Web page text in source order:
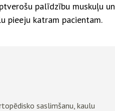
palīdzību muskuļu un
pieeju katram pacientam.
saslimšanu, kaulu